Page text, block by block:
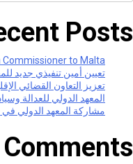
Posts
Commissioner to Malta
تعيين أمين تنفيذي جديد
تعزيز التعاون القضائي
المعهد الدولي للعدالة
مشاركة المعهد الدولي في
Comments